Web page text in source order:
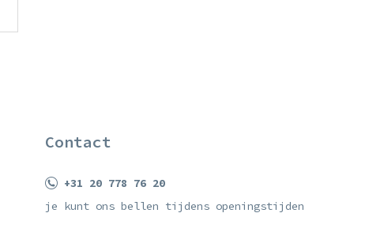
Contact
+31 20 778 76 20
je kunt ons bellen tijdens openingstijden